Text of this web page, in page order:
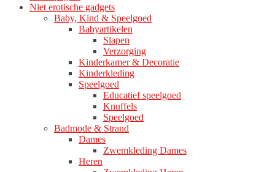
Niet erotische gadgets
Baby, Kind & Speelgoed
Babyartikelen
Slapen
Verzorging
Kinderkamer & Decoratie
Kinderkleding
Speelgoed
Educatief speelgoed
Knuffels
Speelgoed
Badmode & Strand
Dames
Zwemkleding Dames
Heren